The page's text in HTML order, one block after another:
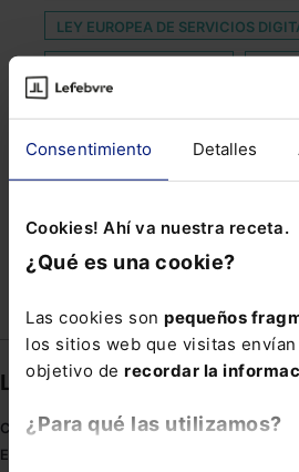
Consentimiento Detalles
Cookies! Ahí va nuestra receta.
¿Qué es una cookie?
Las cookies son pequeños
los sitios web que visitas envían
objetivo de recordar la
¿Para qué las utilizamos?
LEY EUROPEA DE SERVICIOS
NUESTRA ESTRATEGIA
PROFESIONES LABORALES
SUBASTADOS
Links directos
Coronavirus
Estudio de salud abogacía